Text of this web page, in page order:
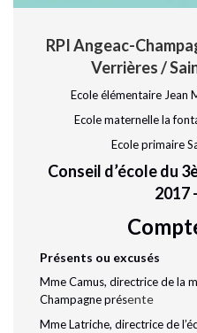
RPI Angeac-
Verrières /
Ecole élémentaire Jean
Ecole maternelle la
Ecole primaire
Conseil d’école du
2017
Présents ou excusés
Mme Camus, directrice de la
Champagne présente
Mme Latriche, directrice de